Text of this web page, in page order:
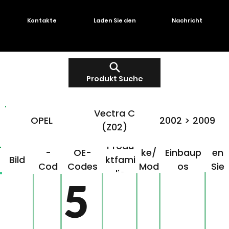
Produkt Suche
Kontakte Laden Sie den Nachricht
Bild
-
Cod
OE-
Codes
Produ
ktfami
lie
ke/
Mod
Einbaup
os
en
Sie
5
OPEL
Vectra C
(Z02)
2002 > 2009